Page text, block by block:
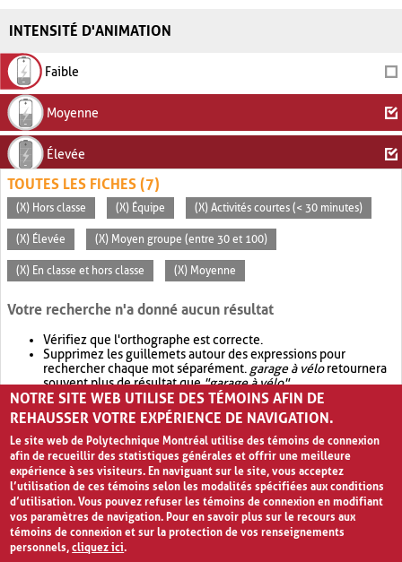
INTENSITÉ D'ANIMATION
Faible
Moyenne
Élevée
TOUTES LES FICHES (7)
(X) Hors classe (X) Équipe (X) Activités courtes (< 30 minutes)
(X) Élevée (X) Moyen groupe (entre 30 et 100)
(X) En classe et hors classe (X) Moyenne
Votre recherche n'a donné aucun résultat
Vérifiez que l'orthographe est correcte.
Supprimez les guillemets autour des expressions pour
rechercher chaque mot séparément. garage à véloretournera
souvent plus de résultat que"garage à vélo".
Envisagez d'élargir votre recherche avec OR.garage OR vélo
retournera souvent plus de résultat quegarage à vélo
NOTRE SITE WEB UTILISE DES TÉMOINS AFIN DE
REHAUSSER VOTRE EXPÉRIENCE DE NAVIGATION.
Le site web de Polytechnique Montréal utilise des témoins de connexion
afin de recueillir des statistiques générales et offrir une meilleure
expérience à ses visiteurs. En naviguant sur le site, vous acceptez
l’utilisation de ces témoins selon les modalités spécifiées aux conditions
d’utilisation. Vous pouvez refuser les témoins de connexion en modifiant
vos paramètres de navigation. Pour en savoir plus sur le recours aux
témoins de connexion et sur la protection de vos renseignements
personnels,cliquez ici.